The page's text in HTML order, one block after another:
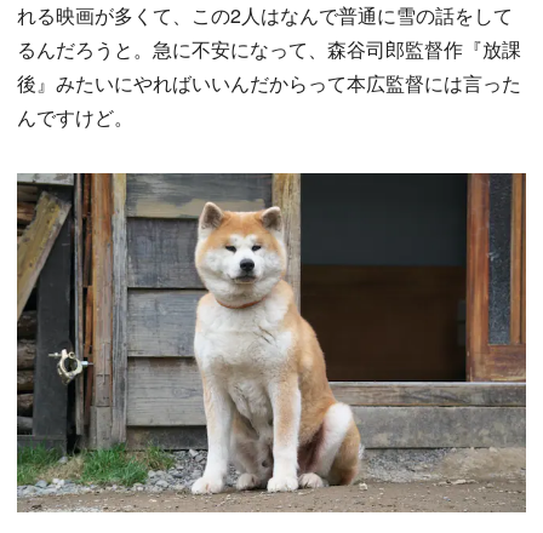
れる映画が多くて、この2人はなんで普通に雪の話をして
るんだろうと。急に不安になって、森谷司郎監督作『放課
後』みたいにやればいいんだからって本広監督には言った
んですけど。